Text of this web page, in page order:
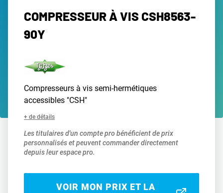
COMPRESSEUR À VIS CSH8563-
90Y
Compresseurs à vis semi-hermétiques
accessibles "CSH"
+ de détails
Les titulaires d'un compte pro bénéficient de prix
personnalisés et peuvent commander directement
depuis leur espace pro.
VOIR MON PRIX ET LA